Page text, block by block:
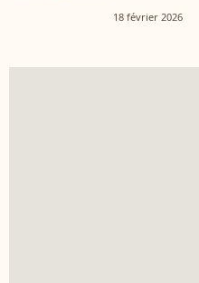
18 février 2026